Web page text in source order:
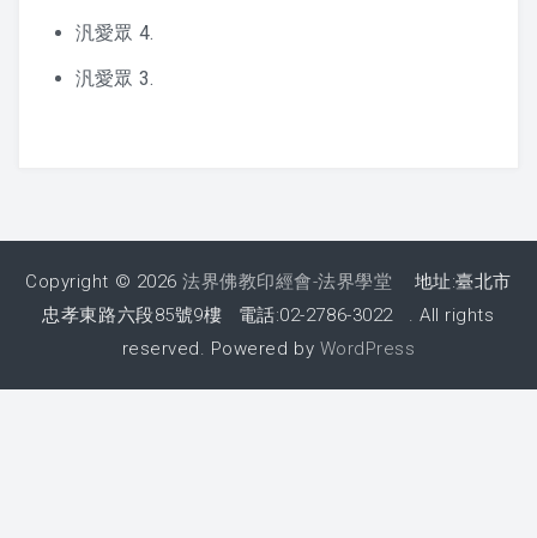
汎愛眾 4.
汎愛眾 3.
Copyright © 2026法界佛教印經會-法界學堂 地址:臺北市
忠孝東路六段85號9樓 電話:02-2786-3022 . All rights
reserved. Powered by WordPress